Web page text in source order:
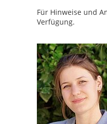
Für Hinweise und
Verfügung.